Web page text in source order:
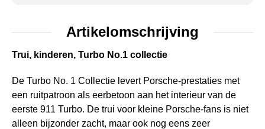
Artikelomschrijving
Trui, kinderen, Turbo No.1 collectie
De Turbo No. 1 Collectie levert Porsche-prestaties met
een ruitpatroon als eerbetoon aan het interieur van de
eerste 911 Turbo. De trui voor kleine Porsche-fans is niet
alleen bijzonder zacht, maar ook nog eens zeer